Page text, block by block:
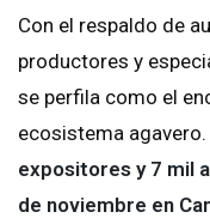
Con el respaldo de
productores y
se perfila como el
ecosistema
expositores y 7 mil
de noviembre en